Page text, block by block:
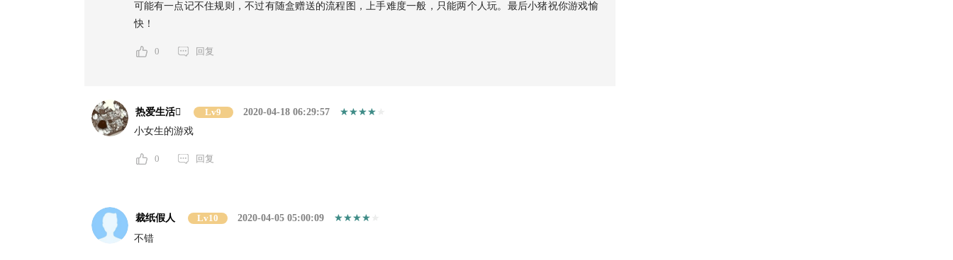
可能有一点记不住规则，不过有随盒赠送的流程图，上手难度一般，只能两个人玩。最后小猪祝你游戏愉
快！
0 回复
热爱生活 Lv9
2020-04-18 06:29:57
小女生的游戏
0 回复
裁纸假人 Lv10
2020-04-05 05:00:09
不错